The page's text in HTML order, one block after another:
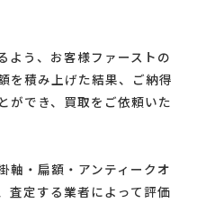
よう、お客様ファーストの
を積み上げた結果、ご納得
ができ、買取をご依頼いた
軸・扁額・アンティークオ
査定する業者によって評価